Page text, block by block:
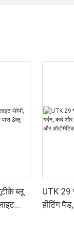
ब्लू
UTK 29
हीटिंग